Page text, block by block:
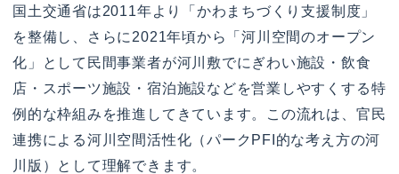
国土交通省は2011年より「かわまちづくり支援制度」
を整備し、さらに2021年頃から「河川空間のオープン
化」として民間事業者が河川敷でにぎわい施設・飲食
店・スポーツ施設・宿泊施設などを営業しやすくする特
例的な枠組みを推進してきています。この流れは、官民
連携による河川空間活性化（パークPFI的な考え方の河
川版）として理解できます。